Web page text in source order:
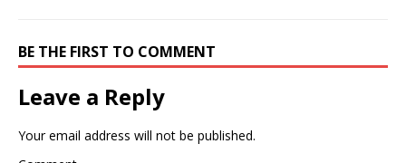
BE THE FIRST TO COMMENT
Leave a Reply
Your email address will not be published.